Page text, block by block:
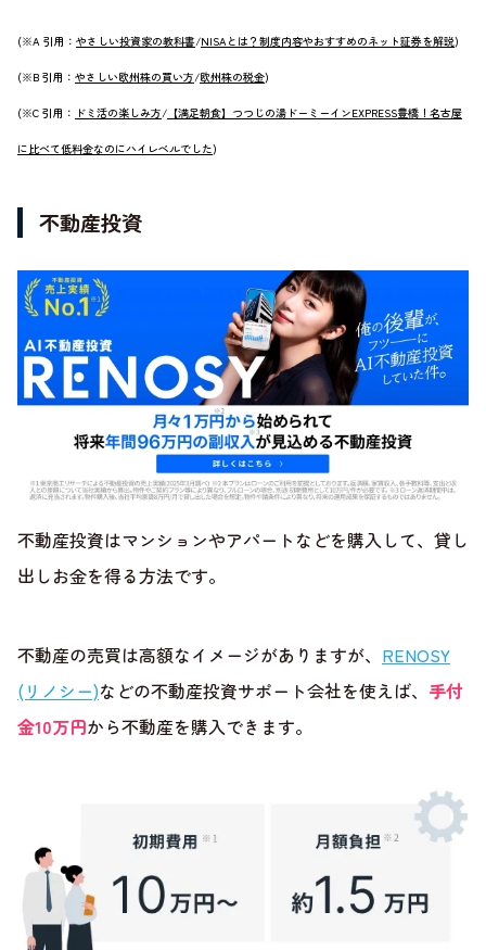
(※A 引用： やさしい投資家の教科書/NISAとは？制度内容やおすすめのネット証券を解説)
(※B 引用： やさしい欧州株の買い方/欧州株の税金)
(※C 引用： ドミ活の楽しみ方/ 【満足朝食】つつじの湯ドーミーインEXPRESS豊橋！名古屋
に比べて低料金なのにハイレベルでした)
不動産投資
不動産投資はマンションやアパートなどを購入して、貸し
出しお金を得る方法です。
不動産の売買は高額なイメージがありますが、 RENOSY
(リノシー)などの不動産投資サポート会社を使えば、 手付
金10万円から不動産を購入できます。